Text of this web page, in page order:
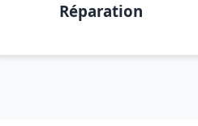
Réparation